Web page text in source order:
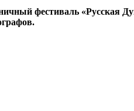
фестиваль «Русская